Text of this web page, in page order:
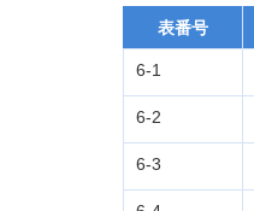
表番号
6-1
6-2
6-3